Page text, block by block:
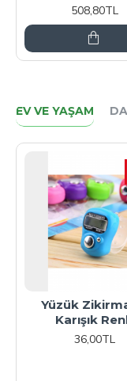
508,80TL
EV VE YAŞAM
Yüzük
Karışık
36,00TL